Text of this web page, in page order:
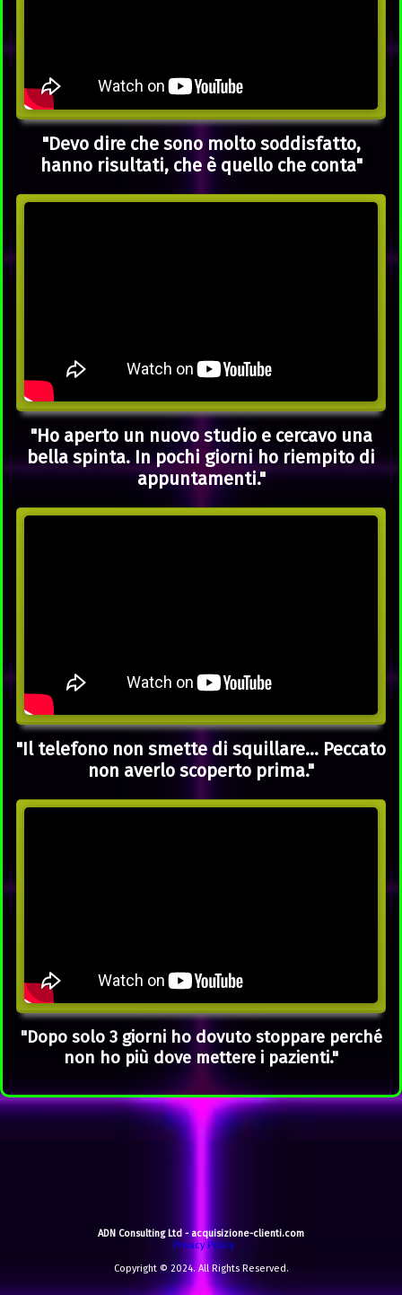
"Devo dire che sono molto soddisfatto,
hanno risultati, che è quello che conta"
"Ho aperto un nuovo studio e cercavo una
bella spinta. In pochi giorni ho riempito di
appuntamenti."
"Il telefono non smette di squillare... Peccato
non averlo scoperto prima."
"Dopo solo 3 giorni ho dovuto stoppare perché
non ho più dove mettere i pazienti."
ADN Consulting Ltd - acquisizione-clienti.com
Privacy Policy
Copyright © 2024. All Rights Reserved.